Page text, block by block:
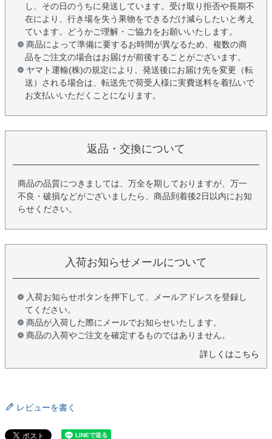
し、その日のうちに発送しています。受け取り拒否や長期不
在により、行き場を失う果物をできるだけ減らしたいと考え
ています。どうかご理解・ご協力をお願いいたします。
商品によって準備に要するお時間が異なるため、複数の商
品をご注文の場合はお届けが前後することがございます。
ヤマト運輸(株)の規定により、発送後にお届け先を変更（転
送）される場合は、転送先で荷受人様に実費送料を着払いで
お支払いいただくことになります。
返品・交換について
商品の品質につきましては、万全を期しておりますが、万一
不良・破損などがございましたら、商品到着後2日以内にお知
らせください。
入荷お知らせメールについて
入荷お知らせボタンを押下して、メールアドレスを登録し
てください。
商品が入荷した際にメールでお知らせいたします。
商品の入荷やご注文を確定するものではありません。
詳しくはこちら
レビューを書く